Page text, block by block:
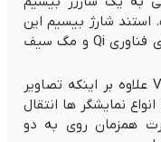
استند شارژ بیسیم این
محصول برای شارژ انواع گوشی های دارای فناوری Qi و مگ سیف
پورت های تصویری شامل HDMI و VGA علاوه بر اینکه تصاویر
نمایشگر ها انتقال
همزمان روی به دو